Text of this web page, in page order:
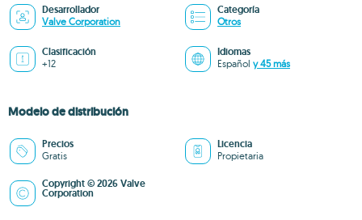
Desarrollador
Valve Corporation
Categoría
Otros
Clasificación
+12
Idiomas
Español y 45 más
Modelo de distribución
Precios
Gratis
Licencia
Propietaria
Copyright © 2026 Valve
Corporation